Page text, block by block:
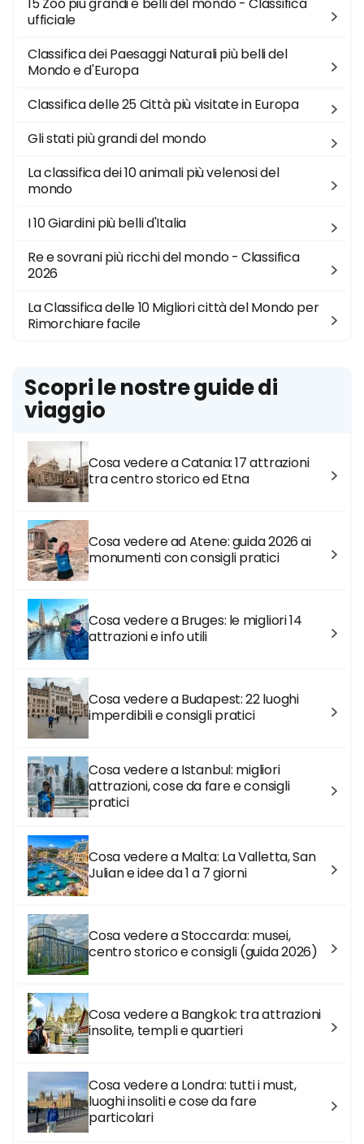
ufficiale
Classifica dei Paesaggi Naturali più belli del
Mondo e d'Europa
Classifica delle 25 Città più visitate in Europa
Gli stati più grandi del mondo
La classifica dei 10 animali più velenosi del
mondo
I 10 Giardini più belli d'Italia
Re e sovrani più ricchi del mondo - Classifica
2026
La Classifica delle 10 Migliori città del Mondo per
Rimorchiare facile
Scopri le nostre guide di
viaggio
Cosa vedere a Catania: 17 attrazioni
tra centro storico ed Etna
Cosa vedere ad Atene: guida 2026 ai
monumenti con consigli pratici
Cosa vedere a Bruges: le migliori 14
attrazioni e info utili
Cosa vedere a Budapest: 22 luoghi
imperdibili e consigli pratici
Cosa vedere a Istanbul: migliori
attrazioni, cose da fare e consigli
pratici
Cosa vedere a Malta: La Valletta, San
Julian e idee da 1 a 7 giorni
Cosa vedere a Stoccarda: musei,
centro storico e consigli (guida 2026)
Cosa vedere a Bangkok: tra attrazioni
insolite, templi e quartieri
Cosa vedere a Londra: tutti i must,
luoghi insoliti e cose da fare
particolari